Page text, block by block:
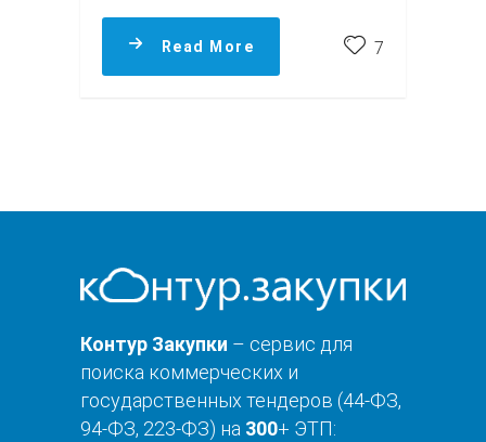
Read More 7
Контур Закупки – сервис для
поиска коммерческих и
государственных тендеров (44-ФЗ,
94-ФЗ, 223-ФЗ) на 300+ ЭТП: